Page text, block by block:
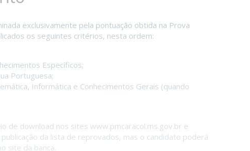
exclusivamente pela pontuação obtida na Prova
os seguintes critérios, nesta ordem:
Específicos;
Portuguesa;
Informática e Conhecimentos Gerais (quando
de download nos sites www.pmcaracol.ms.gov.br e
publicação da lista de reprovados, mas o candidato poderá
site da banca.